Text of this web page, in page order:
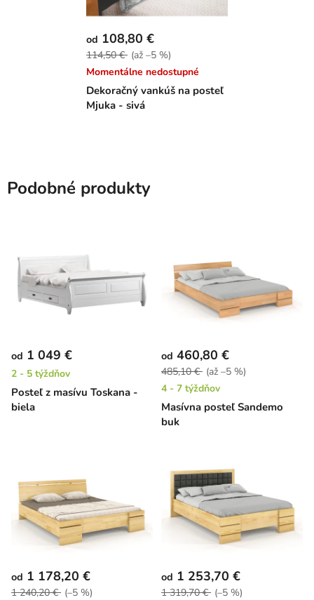
Dekoračný vankúš na posteľ
Mjuka - sivá
od 108,80 €
114,50 € (až –5 %)
Momentálne nedostupné
Podobné produkty
Posteľ z masívu Toskana -
biela
od 1 049 €
2 - 5 týždňov
Masívna posteľ Sandemo
buk
od 460,80 €
485,10 € (až –5 %)
4 - 7 týždňov
od 1 178,20 €
1 240,20 € (–5 %)
od 1 253,70 €
1 319,70 € (–5 %)